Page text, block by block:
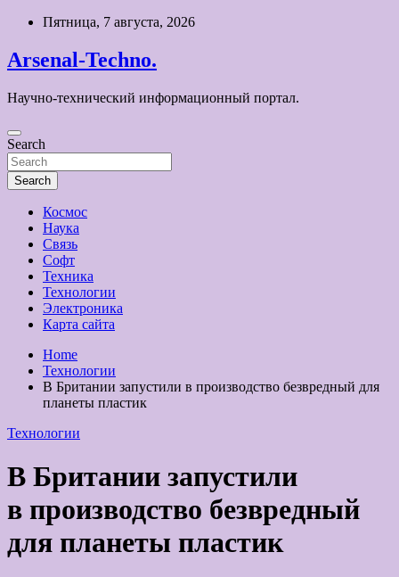
Skip
content
Пятница, 7 августа, 2026
Arsenal-Techno.
Научно-технический информационный портал.
Search
Search
Космос
Наука
Связь
Софт
Техника
Технологии
Электроника
Карта сайта
Home
Технологии
В Британии запустили в производство безвредный для
планеты пластик
Технологии
В Британии запустили
в производство безвредный
для планеты пластик